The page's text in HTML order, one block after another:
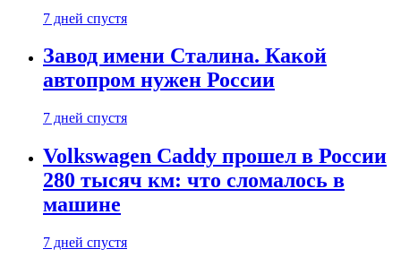
7 дней спустя
Завод имени Сталина. Какой
автопром нужен России
7 дней спустя
Volkswagen Caddy прошел в России
280 тысяч км: что сломалось в
машине
7 дней спустя